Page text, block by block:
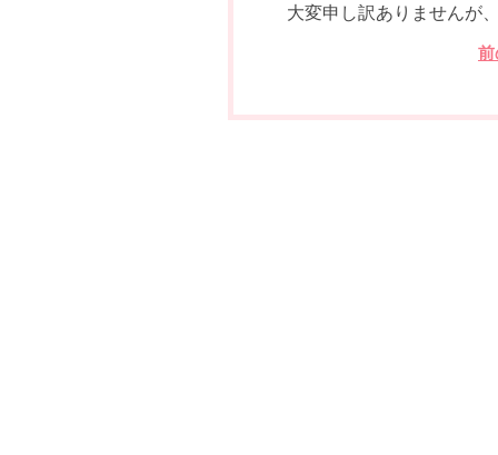
大変申し訳ありませんが
前